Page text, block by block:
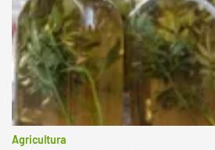
Agricultura